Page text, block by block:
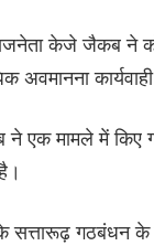
केजे जैकब ने
अवमानना
ने एक मामले में किए
सत्तारूढ़ गठबंधन